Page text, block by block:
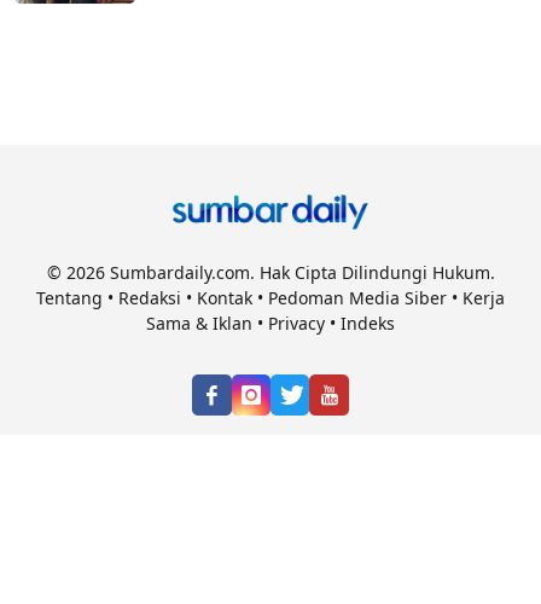
© 2026 Sumbardaily.com. Hak Cipta Dilindungi Hukum.
Tentang • Redaksi • Kontak • Pedoman Media Siber • Kerja
Sama & Iklan • Privacy • Indeks